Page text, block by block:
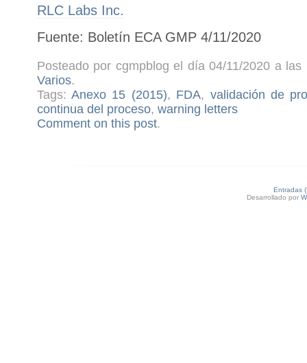
RLC Labs Inc.
Fuente: Boletín ECA GMP 4/11/2020
Posteado por cgmpblog el día 04/11/2020 a
Varios.
Tags: Anexo 15 (2015), FDA, validación de
continua del proceso, warning letters
Comment on this post.
Entradas
Desarrollado por